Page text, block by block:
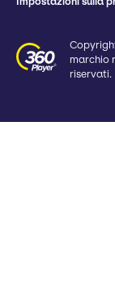
marchio
riservati.